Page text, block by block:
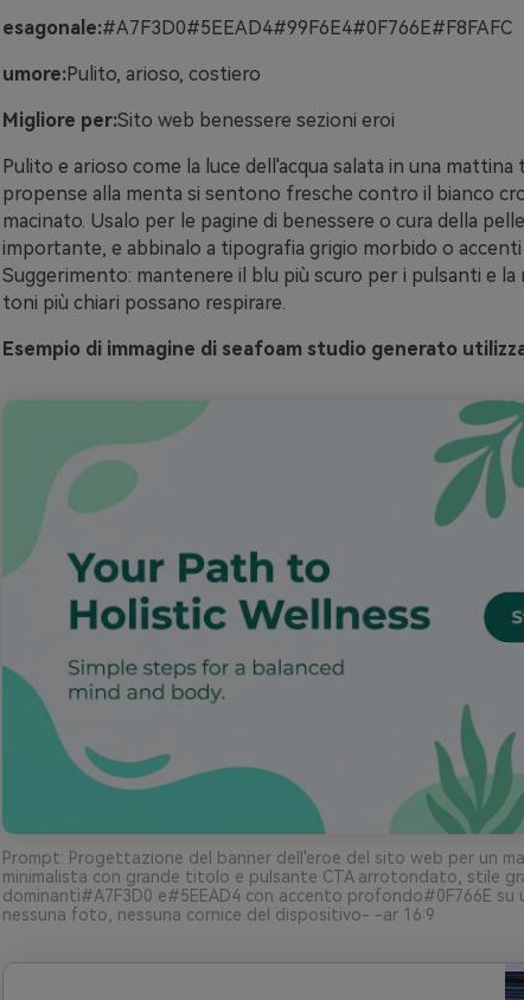
esagonale:#A7F3D0#5EEAD4#99F6E4#0F766E#F8FAFC
umore:Pulito, arioso, costiero
Migliore per:Sito web benessere sezioni eroi
Pulito e arioso come la luce dell'acqua salata in una mattina
propense alla menta si sentono fresche contro il bianco
macinato. Usalo per le pagine di benessere o cura della
importante, e abbinalo a tipografia grigio morbido o
Suggerimento: mantenere il blu più scuro per i pulsanti e la
toni più chiari possano respirare.
Esempio di immagine di seafoam studio generato
Prompt: Progettazione del banner dell'eroe del sito web per un
minimalista con grande titolo e pulsante CTA arrotondato, stile
dominanti#A7F3D0 e#5EEAD4 con accento profondo#0F766E su
nessuna foto, nessuna cornice del dispositivo- -ar 16:9